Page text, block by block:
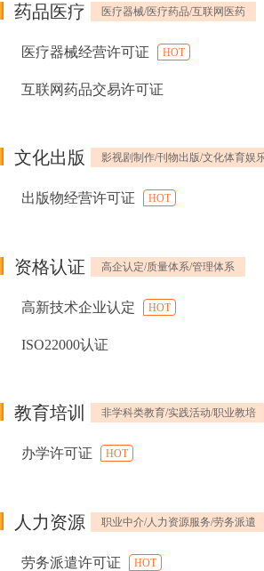
药品医疗 医疗器械/医疗药品/互联网医药
医疗器械经营许可证 HOT
互联网药品交易许可证
文化出版 影视剧制作/刊物出版/文化体育娱
出版物经营许可证 HOT
资格认证 高企认定/质量体系/管理体系
高新技术企业认定 HOT
ISO22000认证
教育培训 非学科类教育/实践活动/职业教培
办学许可证 HOT
人力资源 职业中介/人力资源服务/劳务派遣
劳务派遣许可证 HOT